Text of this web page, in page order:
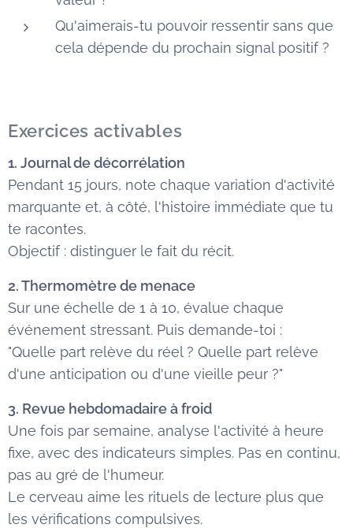
Qu'aimerais-tu pouvoir ressentir sans que
cela dépende du prochain signal positif ?
Exercices activables
1. Journal de décorrélation
Pendant 15 jours, note chaque variation d'activité
marquante et, à côté, l'histoire immédiate que tu
te racontes.
Objectif : distinguer le fait du récit.
2. Thermomètre de menace
Sur une échelle de 1 à 10, évalue chaque
événement stressant. Puis demande-toi :
"Quelle part relève du réel ? Quelle part relève
d'une anticipation ou d'une vieille peur ?"
3. Revue hebdomadaire à froid
Une fois par semaine, analyse l'activité à heure
fixe, avec des indicateurs simples. Pas en continu,
pas au gré de l'humeur.
Le cerveau aime les rituels de lecture plus que
les vérifications compulsives.